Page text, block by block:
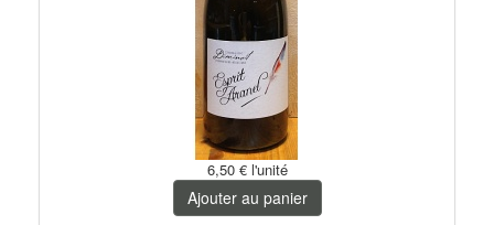
6,50 € l'unité
Ajouter au panier